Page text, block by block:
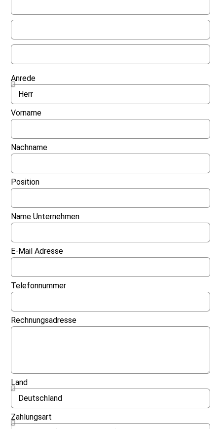
Anrede
Vorname
Nachname
Position
Name Unternehmen
E-Mail Adresse
Telefonnummer
Rechnungsadresse
Land
Zahlungsart